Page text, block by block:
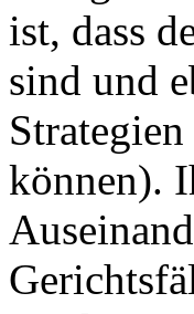
ist, dass
sind und
können).